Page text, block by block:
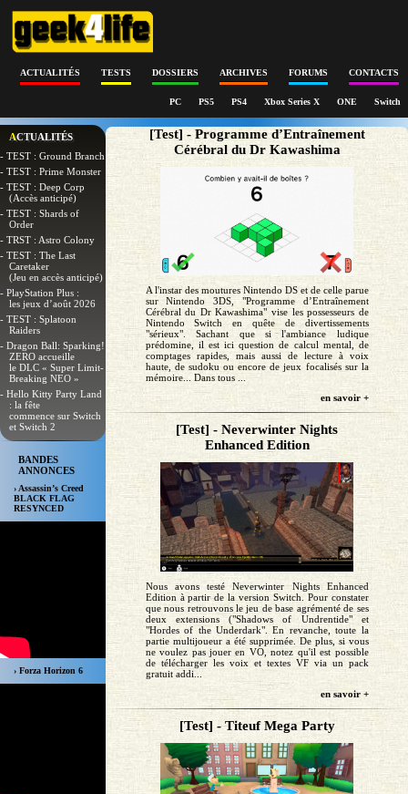
ACTUALITÉS TESTS DOSSIERS ARCHIVES FORUMS CONTACTS
PC PS5 PS4 Xbox Series X ONE Switch
ACTUALITÉS
- TEST : Ground Branch
- TEST : Prime Monster
- TEST : Deep Corp
(Accès anticipé)
- TEST : Shards of
Order
- TRST : Astro Colony
- TEST : The Last
Caretaker
(Jeu en accès anticipé)
- PlayStation Plus :
les jeux d’août 2026
- TEST : Splatoon
Raiders
- Dragon Ball: Sparking!
ZERO accueille
le DLC « Super Limit-
Breaking NEO »
- Hello Kitty Party Land
: la fête
commence sur Switch
et Switch 2
BANDES
ANNONCES
› Assassin’s Creed
BLACK FLAG
RESYNCED
› Forza Horizon 6
[Test] - Programme d’Entraînement
Cérébral du Dr Kawashima
A l'instar des moutures Nintendo DS et de celle parue
sur Nintendo 3DS, "Programme d’Entraînement
Cérébral du Dr Kawashima" vise les possesseurs de
Nintendo Switch en quête de divertissements
"sérieux". Sachant que si l'ambiance ludique
prédomine, il est ici question de calcul mental, de
comptages rapides, mais aussi de lecture à voix
haute, de sudoku ou encore de jeux focalisés sur la
mémoire... Dans tous ...
en savoir +
[Test] - Neverwinter Nights
Enhanced Edition
Nous avons testé Neverwinter Nights Enhanced
Edition à partir de la version Switch. Pour constater
que nous retrouvons le jeu de base agrémenté de ses
deux extensions ("Shadows of Undrentide" et
"Hordes of the Underdark". En revanche, toute la
partie multijoueur a été supprimée. De plus, si vous
ne voulez pas jouer en VO, notez qu'il est possible
de télécharger les voix et textes VF via un pack
gratuit addi...
en savoir +
[Test] - Titeuf Mega Party